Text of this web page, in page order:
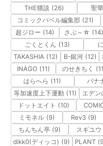
THE猥談 (26)
聖
コミックバベル編集部 (21)
超ジロー (14)
さぶ～☆ (14)
ごくとくん (13)
TAKASHIA (12)
B-銀河 (12)
INAGO (11)
のせきちく
はらへら (11)
バナ
等加速度上下運動 (11)
エデ
ドットエイト (10)
ミモネル (9)
Rev3 (9)
ちんちん亭 (9)
スギユ
dikk0(ディッコ) (9)
PLANT